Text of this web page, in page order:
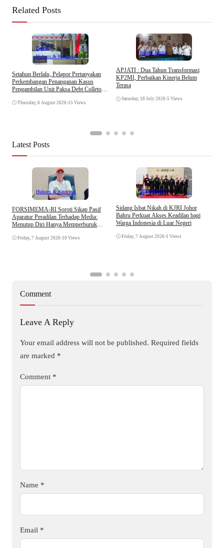
Related Posts
Daerah
Hukum & Kriminal
Setahun Berlalu, Pelapor Pertanyakan
Perkembangan Penanganan Kasus
Pengambilan Unit Paksa Debt Colletor
Thursday, 6 August 2026•15 Views
Indeks Berita
APJATI : Dua Tahun Transformasi
KP2MI, Perbaikan Kinerja Belum
Terasa
Saturday, 18 July 2026•5 Views
Latest Posts
Hukum & Kriminal
​FORSIMEMA-RI Soroti Sikap Pasif
Aparatur Peradilan Terhadap Media:
Menutup Diri Hanya Memperburuk
Friday, 7 August 2026•10 Views
Internasional
Sidang Isbat Nikah di KJRI Johor
Bahru Perkuat Akses Keadilan bagi
Warga Indonesia di Luar Negeri
Friday, 7 August 2026•1 Views
Comment
Leave A Reply
Your email address will not be published. Required fields
are marked *
Comment *
Name *
Email *